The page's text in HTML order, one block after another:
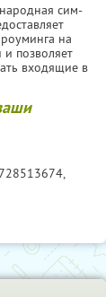
сим-
на
позволяет
входящие в
,